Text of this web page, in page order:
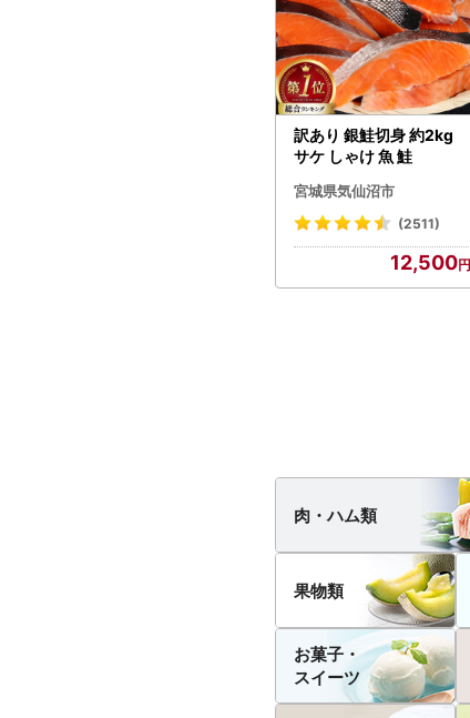
訳あり 銀鮭切身 約2kg
サケ しゃけ 魚 鮭
宮城県気仙沼市
(2511)
12,500
肉・ハム類
果物類
お菓子・
スイーツ